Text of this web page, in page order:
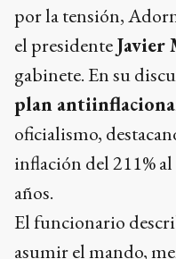
por la tensión,
el presidenteJavier
gabinete. En su
plan
oficialismo,
inflación del 211%
años.
El funcionario
asumir el mando,